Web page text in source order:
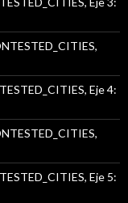
Eje 4:
Eje 5: